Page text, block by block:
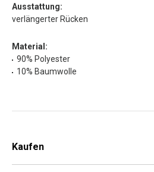
Ausstattung:
verlängerter Rücken
Material:
90% Polyester
10% Baumwolle
Kaufen